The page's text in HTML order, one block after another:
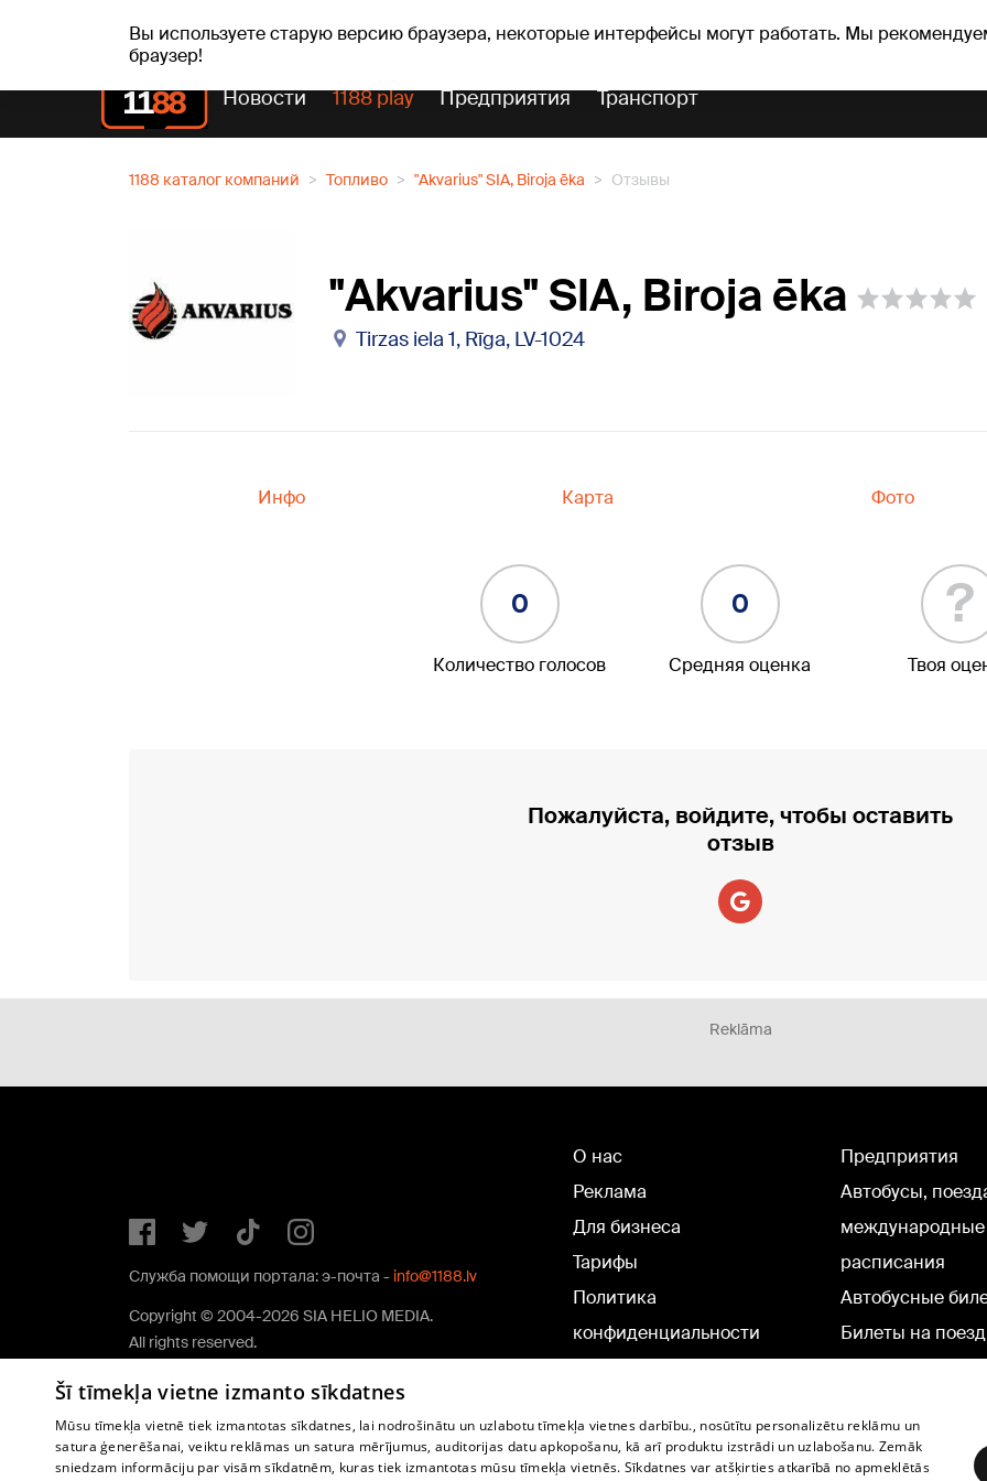
Вы используете старую версию браузера, некоторые интерфейсы могут работать. Мы
браузер!
вс, 09.08.2026. +23°C Genoveva, Madara, Genovefa Прогноз погоды Гороскопы
Новости 1188 play Предприятия Транспорт
1188 каталог компаний Топливо "Akvarius" SIA, Biroja ēka Отзывы
"Akvarius" SIA, Biroja ēka
Tirzas iela 1, Rīga, LV-1024
Инфо Карта Фото
0
Количество голосов
0
Средняя оценка
?
Твоя
Пожалуйста, войдите, чтобы оставить
отзыв
Reklāma
Служба помощи портала: э-почта - info@1188.lv
Copyright © 2004-2026 SIA HELIO MEDIA.
All rights reserved.
О нас
Реклама
Для бизнеса
Тарифы
Политика
конфиденциальности
Политика использования
cookie файлов
Предприятия
Автобусы,
международные
расписания
Автобусные
Билеты на поезд
Šī tīmekļa vietne izmanto sīkdatnes
Mūsu tīmekļa vietnē tiek izmantotas sīkdatnes, lai nodrošinātu un uzlabotu tīmekļa vietnes darbību., nosūtītu personalizētu reklāmu un
satura ģenerēšanai, veiktu reklāmas un satura mērījumus, auditorijas datu apkopošanu, kā arī produktu izstrādi un uzlabošanu. Zemāk
sniedzam informāciju par visām sīkdatnēm, kuras tiek izmantotas mūsu tīmekļa vietnēs. Sīkdatnes var atšķirties atkarībā no apmeklētās